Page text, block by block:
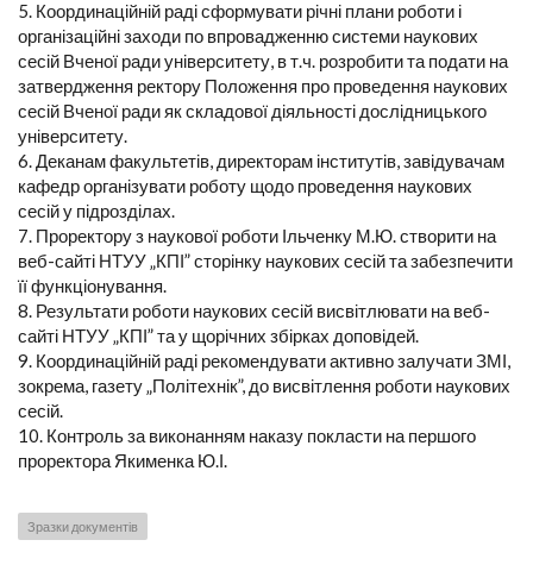
5. Координаційній раді сформувати річні плани роботи і
організаційні заходи по впровадженню системи наукових
сесій Вченої ради університету, в т.ч. розробити та подати на
затвердження ректору Положення про проведення наукових
сесій Вченої ради як складової діяльності дослідницького
університету.
6. Деканам факультетів, директорам інститутів, завідувачам
кафедр організувати роботу щодо проведення наукових
сесій у підрозділах.
7. Проректору з наукової роботи Ільченку М.Ю. створити на
веб-сайті НТУУ „КПІ” сторінку наукових сесій та забезпечити
її функціонування.
8. Результати роботи наукових сесій висвітлювати на веб-
сайті НТУУ „КПІ” та у щорічних збірках доповідей.
9. Координаційній раді рекомендувати активно залучати ЗМІ,
зокрема, газету „Політехнік”, до висвітлення роботи наукових
сесій.
10. Контроль за виконанням наказу покласти на першого
проректора Якименка Ю.І.
Зразки документів